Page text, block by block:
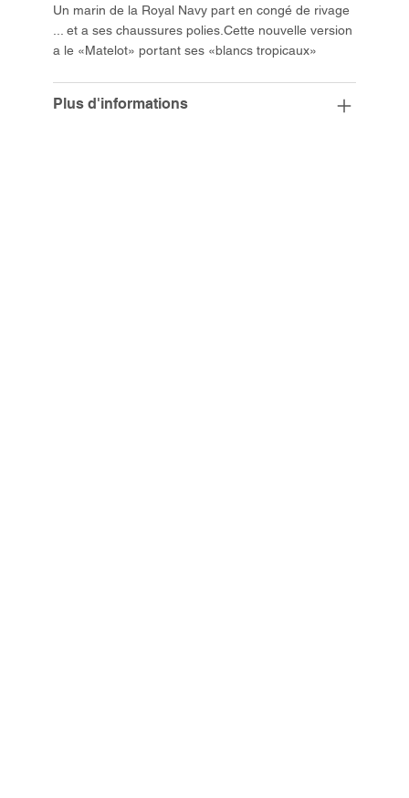
Un marin de la Royal Navy part en congé de rivage
... et a ses chaussures polies.Cette nouvelle version
a le «Matelot» portant ses «blancs tropicaux»
Plus d'informations